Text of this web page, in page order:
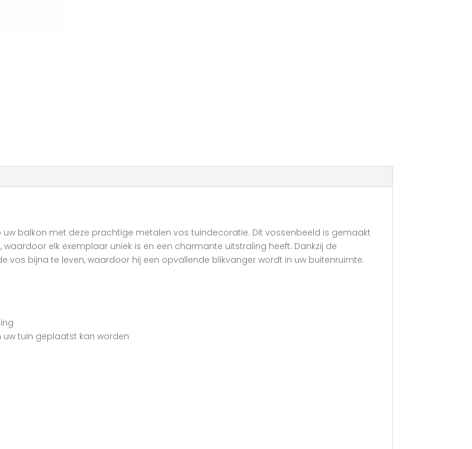
balkon met deze prachtige metalen vos tuindecoratie. Dit vossenbeeld is gemaakt
elk exemplaar uniek is en een charmante uitstraling heeft. Dankzij de
vos bijna te leven, waardoor hij een opvallende blikvanger wordt in uw buitenruimte.
tuin geplaatst kan worden